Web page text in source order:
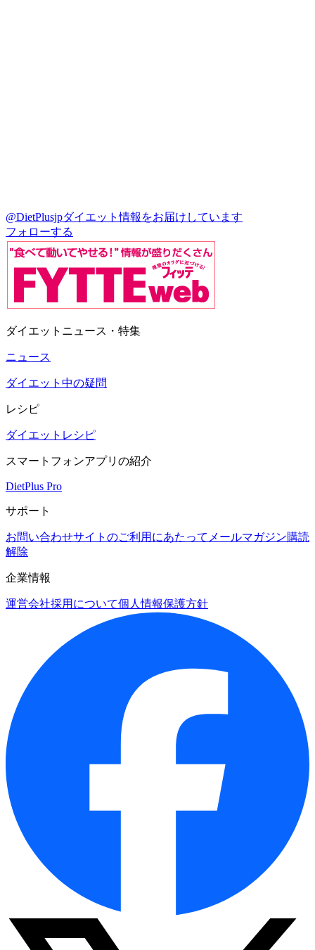
@DietPlusjpダイエット情報をお届けしています
フォローする
ダイエットニュース・特集
ニュース
ダイエット中の疑問
レシピ
ダイエットレシピ
スマートフォンアプリの紹介
DietPlus Pro
サポート
お問い合わせサイトのご利用にあたって メールマガジン購読
解除
企業情報
運営会社採用について個人情報保護方針